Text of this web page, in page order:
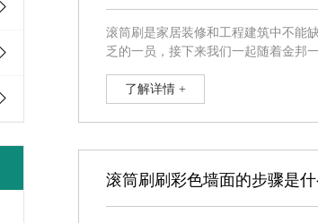
滚筒刷是家居装修和工程建筑中不能
乏的一员，接下来我们一起随着金邦一起来看下分析下。 一、滚筒刷的分类 1、毛滚筒刷 有
平、细致
了解详情 +
滚筒刷刷彩色墙面的步骤是什